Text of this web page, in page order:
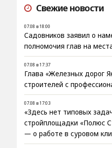
Свежие новости
07.08 в 18:00
Садовников заявил о
полномочия глав на
07.08 в 17:37
Глава «Железных дорог
строителей с
07.08 в 17:03
«Здесь нет типовых
стройплощадки «Полюс
— о работе в суровом